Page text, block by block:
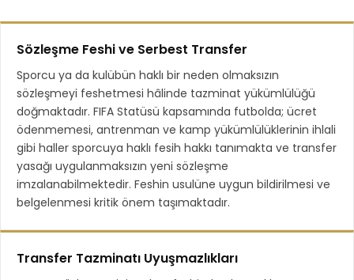
Sözleşme Feshi ve Serbest Transfer
Sporcu ya da kulübün haklı bir neden olmaksızın
sözleşmeyi feshetmesi hâlinde tazminat yükümlülüğü
doğmaktadır. FIFA Statüsü kapsamında futbolda; ücret
ödenmemesi, antrenman ve kamp yükümlülüklerinin ihlali
gibi haller sporcuya haklı fesih hakkı tanımakta ve transfer
yasağı uygulanmaksızın yeni sözleşme
imzalanabilmektedir. Feshin usulüne uygun bildirilmesi ve
belgelenmesi kritik önem taşımaktadır.
Transfer Tazminatı Uyuşmazlıkları